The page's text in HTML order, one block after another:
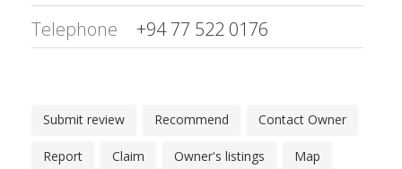
Telephone
+94 77 522 0176
Submit review Recommend Contact Owner
Report Claim Owner's listings Map